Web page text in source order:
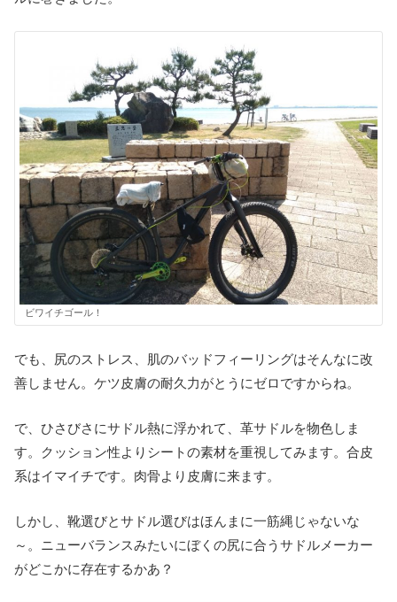
ビワイチゴール！
でも、尻のストレス、肌のバッドフィーリングはそんなに改
善しません。ケツ皮膚の耐久力がとうにゼロですからね。
で、ひさびさにサドル熱に浮かれて、革サドルを物色しま
す。クッション性よりシートの素材を重視してみます。合皮
系はイマイチです。肉骨より皮膚に来ます。
しかし、靴選びとサドル選びはほんまに一筋縄じゃないな
～。ニューバランスみたいにぼくの尻に合うサドルメーカー
がどこかに存在するかあ？